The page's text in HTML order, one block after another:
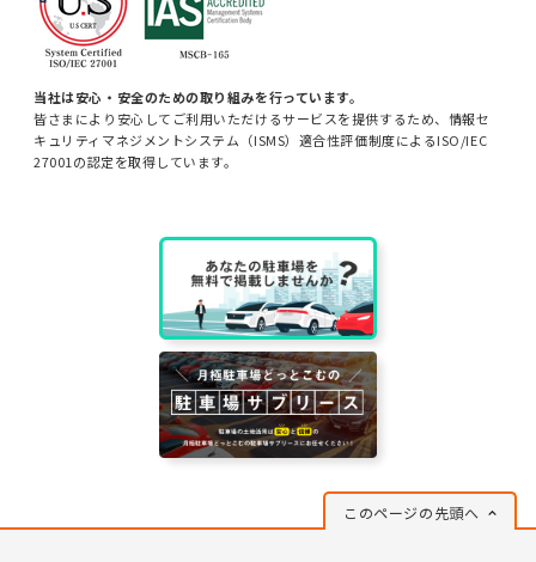
当社は安心・安全のための取り組みを行っています。
皆さまにより安心してご利用いただけるサービスを提供するため、情報セ
キュリティマネジメントシステム（ISMS）適合性評価制度によるISO/IEC
27001の認定を取得しています。
このページの先頭へ